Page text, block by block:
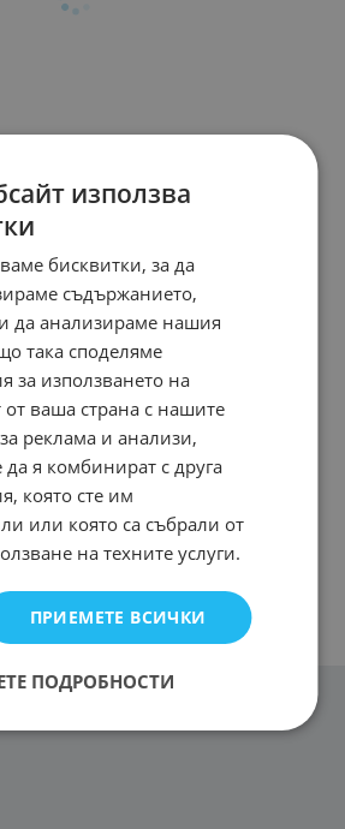
използва
бисквитки, за да
съдържанието,
да анализираме нашия
така споделяме
за използването на
ваша страна с нашите
реклама и анализи,
я комбинират с друга
която сте им
или която са събрали от
на техните услуги.
ПРИЕМЕТЕ ВСИЧКИ
ПОДРОБНОСТИ